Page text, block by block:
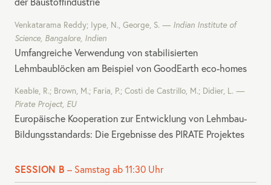
Venkatarama Reddy; Iype, N., George, S.
Indian Institute of
Science, Bangalore, Indien
Umfangreiche Verwendung von stabilisierten
Lehmbaublöcken am Beispiel von GoodEarth eco-homes
Keable, R.; Brown, M.; Faria, P.; Costi de Castrillo, M.; Didier, L.
Pirate Project, EU
Europäische Kooperation zur Entwicklung von Lehmbau-
Bildungsstandards: Die Ergebnisse des PIRATE Projektes
SESSION B – Samstag ab 11:30 Uhr